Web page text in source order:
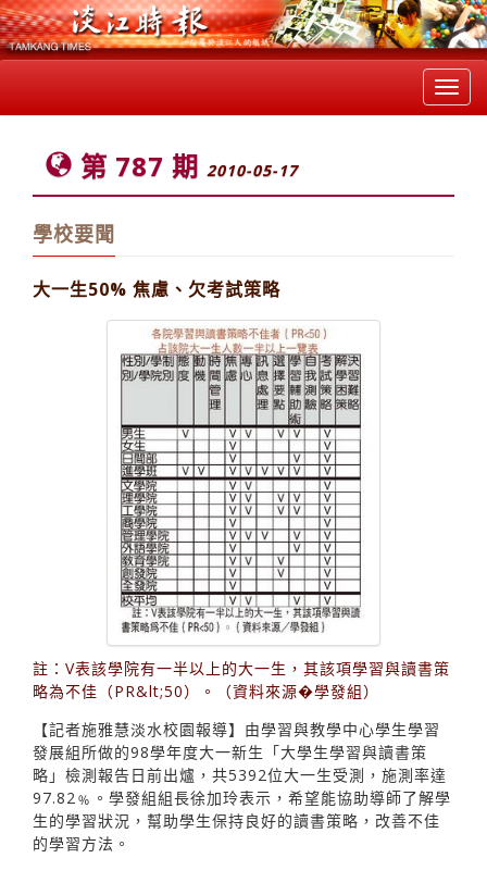
第 787 期 2010-05-17
學校要聞
大一生50% 焦慮、欠考試策略
註：V表該學院有一半以上的大一生，其該項學習與讀書策
略為不佳（PR&lt;50）。（資料來源�學發組）
【記者施雅慧淡水校園報導】由學習與教學中心學生學習
發展組所做的98學年度大一新生「大學生學習與讀書策
略」檢測報告日前出爐，共5392位大一生受測，施測率達
97.82﹪。學發組組長徐加玲表示，希望能協助導師了解學
生的學習狀況，幫助學生保持良好的讀書策略，改善不佳
的學習方法。